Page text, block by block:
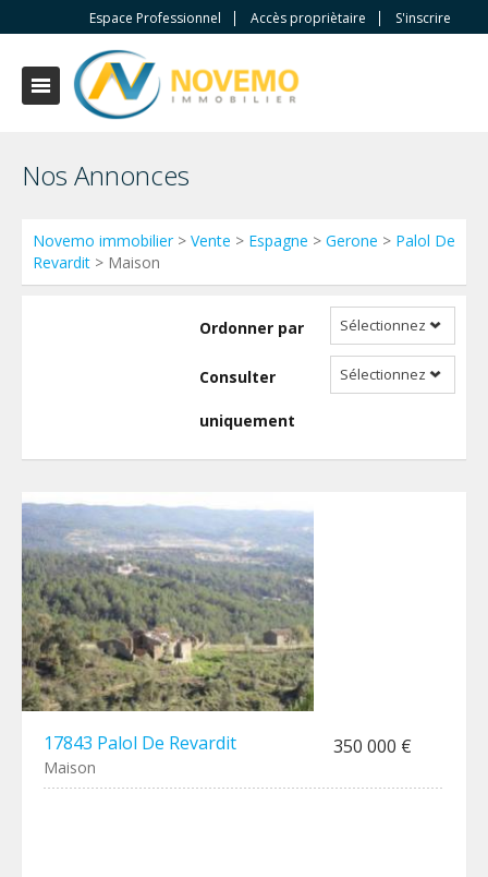
Espace Professionnel Accès propriètaire S'inscrire
Nos Annonces
Novemo immobilier> Vente > Espagne > Gerone > Palol De
Revardit > Maison
Ordonner par Sélectionnez
Consulter
uniquement
Sélectionnez
17843 Palol De Revardit 350 000 €
Maison